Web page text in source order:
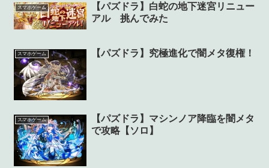
スマホゲーム
【パズドラ】白蛇の地下迷宮リニュー
アル 挑んでみた
スマホゲーム 【パズドラ】究極進化で闇メタ復権！
スマホゲーム
【パズドラ】マシンノア降臨を闇メタ
で攻略【ソロ】